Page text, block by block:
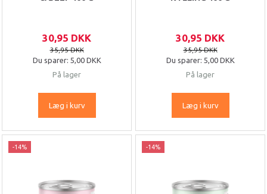
30,95 DKK
35,95 DKK
Du sparer: 5,00 DKK
På lager
Læg i kurv
30,95 DKK
35,95 DKK
Du sparer: 5,00 DKK
På lager
Læg i kurv
-14% -14%